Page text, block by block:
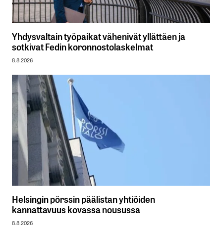
Yhdysvaltain työpaikat vähenivät yllättäen ja
sotkivat Fedin koronnostolaskelmat
8.8.2026
Helsingin pörssin päälistan yhtiöiden
kannattavuus kovassa nousussa
8.8.2026